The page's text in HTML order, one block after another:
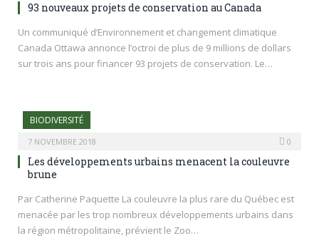
93 nouveaux projets de conservation au Canada
Un communiqué d’Environnement et changement climatique
Canada Ottawa annonce l’octroi de plus de 9 millions de dollars
sur trois ans pour financer 93 projets de conservation. Le…
BIODIVERSITÉ
7 NOVEMBRE 2018 0
Les développements urbains menacent la couleuvre
brune
Par Catherine Paquette La couleuvre la plus rare du Québec est
menacée par les trop nombreux développements urbains dans
la région métropolitaine, prévient le Zoo…